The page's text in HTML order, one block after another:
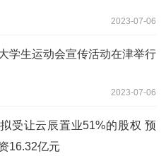
2023-07-06
学生运动会宣传活动在津举行
2023-07-06
受让云辰置业51%的股权 预
16.32亿元